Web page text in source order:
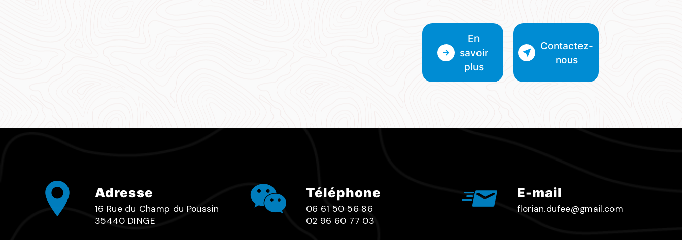
En
savoir
plus
Contactez-
nous
Adresse
16 Rue du Champ du Poussin
35440 DINGE
Téléphone
06 61 50 56 86
02 96 60 77 03
E-mail
florian.dufee@gmail.com